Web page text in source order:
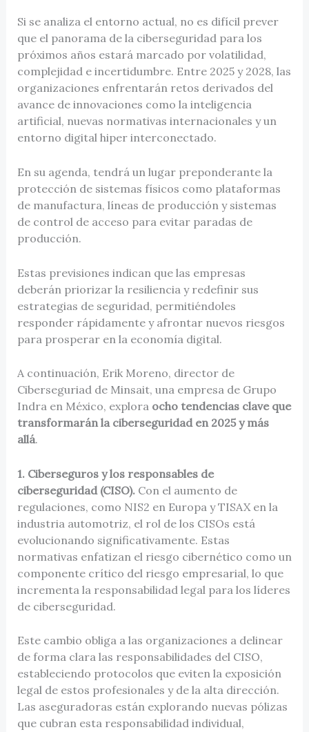
Si se analiza el entorno actual, no es difícil prever
que el panorama de la ciberseguridad para los
próximos años estará marcado por volatilidad,
complejidad e incertidumbre. Entre 2025 y 2028, las
organizaciones enfrentarán retos derivados del
avance de innovaciones como la inteligencia
artificial, nuevas normativas internacionales y un
entorno digital hiper interconectado.
En su agenda, tendrá un lugar preponderante la
protección de sistemas físicos como plataformas
de manufactura, líneas de producción y sistemas
de control de acceso para evitar paradas de
producción.
Estas previsiones indican que las empresas
deberán priorizar la resiliencia y redefinir sus
estrategias de seguridad, permitiéndoles
responder rápidamente y afrontar nuevos riesgos
para prosperar en la economía digital.
A continuación, Erik Moreno, director de
Ciberseguriad de Minsait, una empresa de Grupo
Indra en México, explora ocho tendencias clave que
transformarán la ciberseguridad en 2025 y más
allá.
1. Ciberseguros y los responsables de
ciberseguridad (CISO).Con el aumento de
regulaciones, como NIS2 en Europa y TISAX en la
industria automotriz, el rol de los CISOs está
evolucionando significativamente. Estas
normativas enfatizan el riesgo cibernético como un
componente crítico del riesgo empresarial, lo que
incrementa la responsabilidad legal para los líderes
de ciberseguridad.
Este cambio obliga a las organizaciones a delinear
de forma clara las responsabilidades del CISO,
estableciendo protocolos que eviten la exposición
legal de estos profesionales y de la alta dirección.
Las aseguradoras están explorando nuevas pólizas
que cubran esta responsabilidad individual,